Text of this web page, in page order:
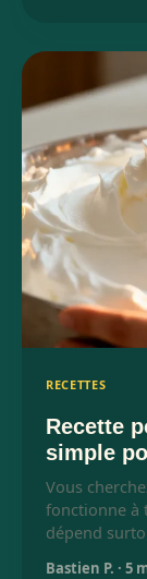
RECETTES
Recette
simple
Vous
fonctionne à
dépend
Bastien P. · 5